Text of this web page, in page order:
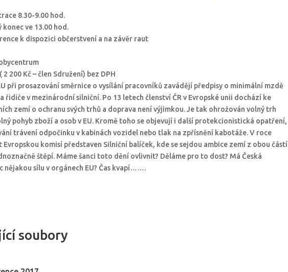
8.30-9.00 hod.
ve 13.00 hod.
k dispozici občerstvení a na závěr raut
2 200 Kč – člen Sdružení) bez DPH
při prosazování směrnice o vysílání pracovníků zavádějí předpisy o minimální mzdě
řidiče v mezinárodní silniční. Po 13 letech členství ČR v Evropské unii dochází ke
zemí o ochranu svých trhů a doprava není výjimkou. Je tak ohrožován volný trh
pohyb zboží a osob v EU. Kromě toho se objevují i další protekcionistická opatření,
trávení odpočinku v kabinách vozidel nebo tlak na zpřísnění kabotáže. V roce
Evropskou komisí představen Silniční balíček, kde se sejdou ambice zemí z obou částí
štěpí. Máme šanci toto dění ovlivnit? Děláme pro to dost? Má Česká
nějakou sílu v orgánech EU? Čas kvapí…….
soubory